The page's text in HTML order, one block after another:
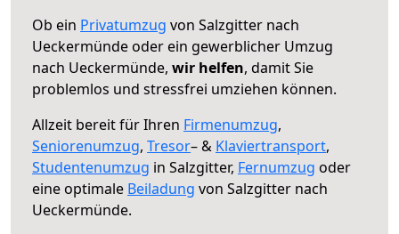
Ob ein Privatumzug von Salzgitter nach
Ueckermünde oder ein gewerblicher Umzug
nach Ueckermünde, wir helfen, damit Sie
problemlos und stressfrei umziehen können.
Allzeit bereit für Ihren Firmenumzug,
Seniorenumzug, Tresor– & Klaviertransport,
Studentenumzug in Salzgitter, Fernumzug oder
eine optimale Beiladung von Salzgitter nach
Ueckermünde.